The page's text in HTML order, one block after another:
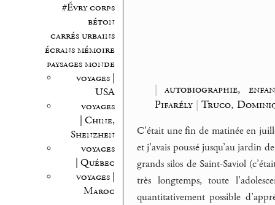
#Évry corps
béton
carrés urbains
écrans mémoire
paysages monde
voyages |
USA
voyages
| Chine,
Shenzhen
voyages
| Québec
voyages |
Maroc
|autobiographie,
Pifarély| Truco,
C’était une fin de matinée en
et j’avais poussé jusqu’au jardin
grands silos de Saint-Saviol
très longtemps, toute
quantitativement possible